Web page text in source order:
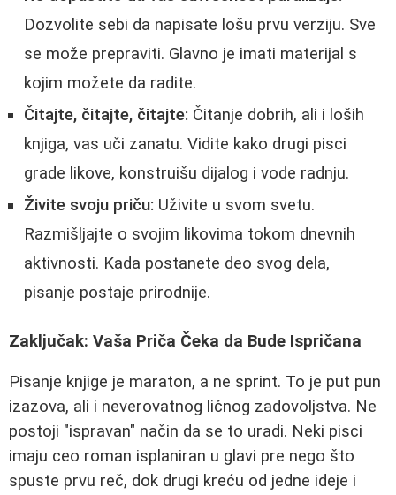
Dozvolite sebi da napisate lošu prvu verziju. Sve
se može prepraviti. Glavno je imati materijal s
kojim možete da radite.
Čitajte, čitajte, čitajte: Čitanje dobrih, ali i loših
knjiga, vas uči zanatu. Vidite kako drugi pisci
grade likove, konstruišu dijalog i vode radnju.
Živite svoju priču: Uživite u svom svetu.
Razmišljajte o svojim likovima tokom dnevnih
aktivnosti. Kada postanete deo svog dela,
pisanje postaje prirodnije.
Zaključak: Vaša Priča Čeka da Bude Ispričana
Pisanje knjige je maraton, a ne sprint. To je put pun
izazova, ali i neverovatnog ličnog zadovoljstva. Ne
postoji "ispravan" način da se to uradi. Neki pisci
imaju ceo roman isplaniran u glavi pre nego što
spuste prvu reč, dok drugi kreću od jedne ideje i